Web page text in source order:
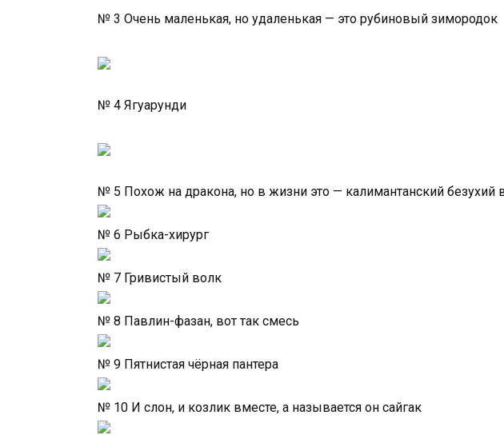
№ 3 Очень маленькая, но удаленькая — это рубиновый зимородок
№ 4 Ягуарунди
№ 5 Похож на дракона, но в жизни это — калимантанский безухий
№ 6 Рыбка-хирург
№ 7 Гривистый волк
№ 8 Павлин-фазан, вот так смесь
№ 9 Пятнистая чёрная пантера
№ 10 И слон, и козлик вместе, а называется он сайгак